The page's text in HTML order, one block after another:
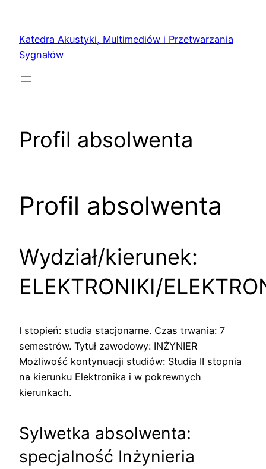
treściKatedra Akustyki, Multimediów i Przetwarzania
Sygnałów
Profil absolwenta
Profil absolwenta
Wydział/kierunek:
ELEKTRONIKI/
I stopień: studia stacjonarne. Czas trwania: 7
semestrów. Tytuł zawodowy: INŻYNIER
Możliwość kontynuacji studiów: Studia II stopnia
na kierunku Elektronika i w pokrewnych
kierunkach.
Sylwetka absolwenta:
specjalność Inżynieria